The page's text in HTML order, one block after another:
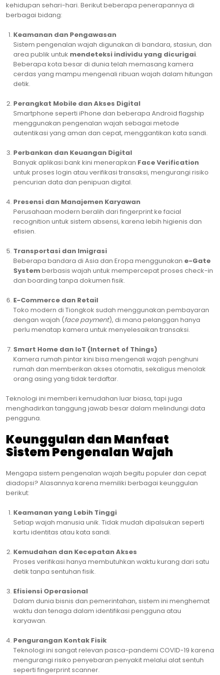
kehidupan sehari-hari. Berikut beberapa penerapannya di
berbagai bidang:
Keamanan dan Pengawasan
Sistem pengenalan wajah digunakan di bandara, stasiun, dan
area publik untuk mendeteksi individu yang dicurigai.
Beberapa kota besar di dunia telah memasang kamera
cerdas yang mampu mengenali ribuan wajah dalam hitungan
detik.
Perangkat Mobile dan Akses Digital
Smartphone seperti iPhone dan beberapa Android flagship
menggunakan pengenalan wajah sebagai metode
autentikasi yang aman dan cepat, menggantikan kata sandi.
Perbankan dan Keuangan Digital
Banyak aplikasi bank kini menerapkan Face Verification
untuk proses login atau verifikasi transaksi, mengurangi risiko
pencurian data dan penipuan digital.
Presensi dan Manajemen Karyawan
Perusahaan modern beralih dari fingerprint ke facial
recognition untuk sistem absensi, karena lebih higienis dan
efisien.
Transportasi dan Imigrasi
Beberapa bandara di Asia dan Eropa menggunakan e-Gate
Systemberbasis wajah untuk mempercepat proses check-in
dan boarding tanpa dokumen fisik.
E-Commerce dan Retail
Toko modern di Tiongkok sudah menggunakan pembayaran
dengan wajah (face payment), di mana pelanggan hanya
perlu menatap kamera untuk menyelesaikan transaksi.
Smart Home dan IoT (Internet of Things)
Kamera rumah pintar kini bisa mengenali wajah penghuni
rumah dan memberikan akses otomatis, sekaligus menolak
orang asing yang tidak terdaftar.
Teknologi ini memberi kemudahan luar biasa, tapi juga
menghadirkan tanggung jawab besar dalam melindungi data
pengguna.
Keunggulan dan Manfaat
Sistem Pengenalan Wajah
Mengapa sistem pengenalan wajah begitu populer dan cepat
diadopsi? Alasannya karena memiliki berbagai keunggulan
berikut:
Keamanan yang Lebih Tinggi
Setiap wajah manusia unik. Tidak mudah dipalsukan seperti
kartu identitas atau kata sandi.
Kemudahan dan Kecepatan Akses
Proses verifikasi hanya membutuhkan waktu kurang dari satu
detik tanpa sentuhan fisik.
Efisiensi Operasional
Dalam dunia bisnis dan pemerintahan, sistem ini menghemat
waktu dan tenaga dalam identifikasi pengguna atau
karyawan.
Pengurangan Kontak Fisik
Teknologi ini sangat relevan pasca-pandemi COVID-19 karena
mengurangi risiko penyebaran penyakit melalui alat sentuh
seperti fingerprint scanner.